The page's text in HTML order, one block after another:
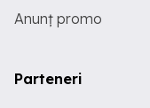
Anunț promo
Parteneri